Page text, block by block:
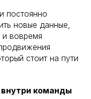
постоянно
новые данные,
и вовремя
стоит на пути
команды